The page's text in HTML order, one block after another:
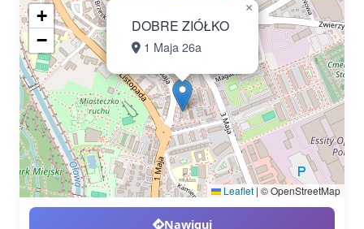
DOBRE ZIÓŁKO
1 Maja 26a
×
+
−
Leaflet | © OpenStreetMap
Nawiguj